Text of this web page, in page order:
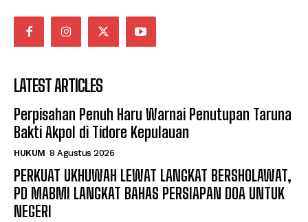
LATEST ARTICLES
Perpisahan Penuh Haru Warnai Penutupan Taruna
Bakti Akpol di Tidore Kepulauan
HUKUM 8 Agustus 2026
PERKUAT UKHUWAH LEWAT LANGKAT BERSHOLAWAT,
PD MABMI LANGKAT BAHAS PERSIAPAN DOA UNTUK
NEGERI